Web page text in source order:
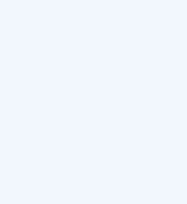
eğitim seni bekliyor!